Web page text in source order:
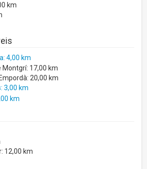
km
4,00 km
Montgrí: 17,00 km
20,00 km
3,00 km
km
12,00 km